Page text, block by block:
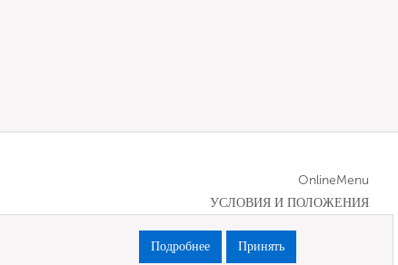
OnlineMenu
УСЛОВИЯ И ПОЛОЖЕНИЯ
Подробнее Принять